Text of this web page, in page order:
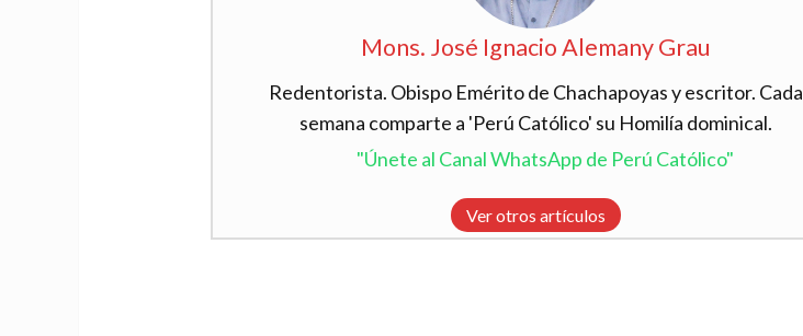
Mons. José Ignacio Alemany Grau
Redentorista. Obispo Emérito de Chachapoyas y escritor. Cada
semana comparte a 'Perú Católico' su Homilía dominical.
"Únete al Canal WhatsApp de Perú Católico"
Ver otros artículos